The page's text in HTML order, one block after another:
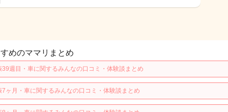
めのママリまとめ
39週目・車に関するみんなの口コミ・体験談まとめ
7ヶ月・車に関するみんなの口コミ・体験談まとめ